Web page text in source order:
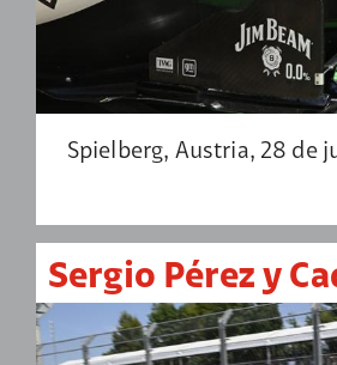
Spielberg, Austria, 28 de